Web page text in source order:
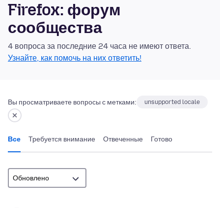
Firefox: форум
сообщества
4 вопроса за последние 24 часа не имеют ответа.
Узнайте, как помочь на них ответить!
Вы просматриваете вопросы с метками: unsupported locale
Все Требуется внимание Отвеченные Готово